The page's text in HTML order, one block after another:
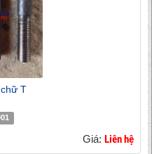
T
Giá: Liên hệ